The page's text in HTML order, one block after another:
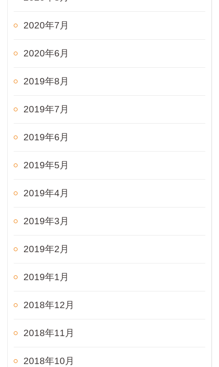
2020年7月
2020年6月
2019年8月
2019年7月
2019年6月
2019年5月
2019年4月
2019年3月
2019年2月
2019年1月
2018年12月
2018年11月
2018年10月